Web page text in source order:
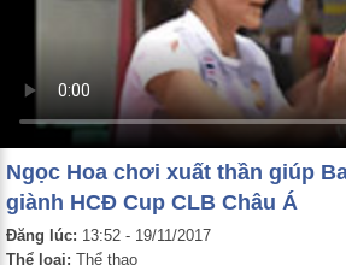
Ngọc Hoa chơi xuất thần giúp
giành HCĐ Cup CLB Châu Á
Đăng lúc: 13:52 - 19/11/2017
Thể loại: Thể thao